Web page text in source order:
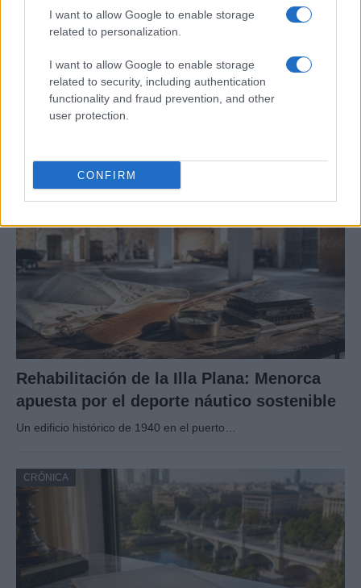
I want to allow Google to enable storage
related to personalization.
I want to allow Google to enable storage
related to security, including authentication
functionality and fraud prevention, and other
user protection.
CONFIRM
Cómo escribir crónicas culturales con
profundidad y rigor
Explora las técnicas esenciales para escribir crónicas
Rehabilitación de la Illa Plana: Menorca
apuesta por el deporte náutico sostenible
Un edificio histórico de 1940 en el puerto…
CRÓNICA